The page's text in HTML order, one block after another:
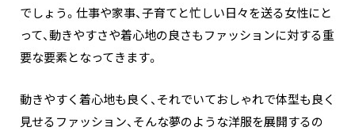
でしょう。仕事や家事、子育てと忙しい日々を送る女性にと
って、動きやすさや着心地の良さもファッションに対する重
要な要素となってきます。
動きやすく着心地も良く、それでいておしゃれで体型も良く
見せるファッション、そんな夢のような洋服を展開するの